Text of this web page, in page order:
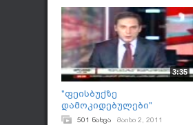
3:35
"ფეისბუქზე
დამოკიდებულები"
501 ნახვა მაისი 2, 2011